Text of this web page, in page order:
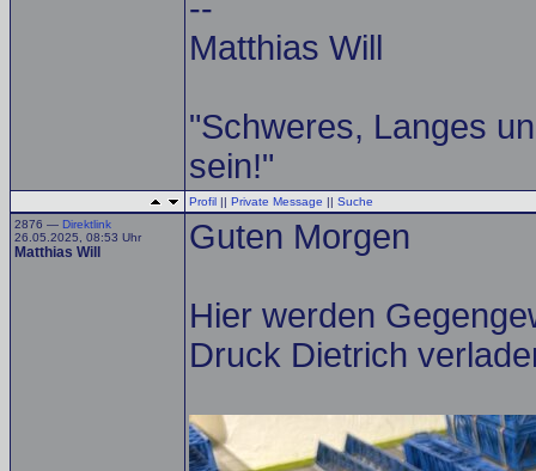
--
Matthias Will
"Schweres, Langes
sein!"
Profil || Private Message || Suche
2876 — Direktlink
26.05.2025, 08:53 Uhr
Matthias Will Guten Morgen
Hier werden
Druck Dietrich